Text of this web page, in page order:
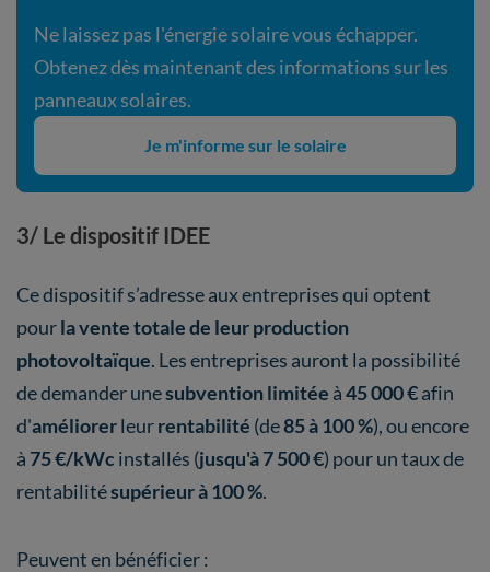
Ne laissez pas l'énergie solaire vous échapper.
Obtenez dès maintenant des informations sur les
panneaux solaires.
Je m'informe sur le solaire
3/ Le dispositif IDEE
Ce dispositif s’adresse aux entreprises qui optent
pourla vente totale de leur production
photovoltaïque. Les entreprises auront la possibilité
de demander unesubvention limitée à45 000 €afin
d'améliorerleurrentabilité (de85 à 100 %), ou encore
à 75€/kWc installés (jusqu'à 7 500 €) pour un taux de
rentabilitésupérieur à 100 %.
Peuvent en bénéficier :